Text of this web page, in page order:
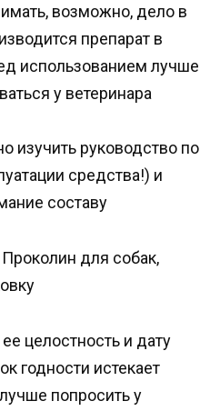
возможно, дело в
препарат в
использованием лучше
у ветеринара
изучить руководство по
средства!) и
составу
для собак,
целостность и дату
годности истекает
попросить у